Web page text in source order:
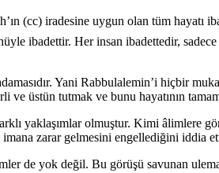
(cc) iradesine uygun olan tüm hayatı
ibadettir. Her insan ibadettedir,
Yani Rabbulalemin’i hiçbir
üstün tutmak ve bunu hayatının
yaklaşımlar olmuştur. Kimi âlimlere
imana zarar gelmesini engellediğini iddia
de yok değil. Bu görüşü savunan